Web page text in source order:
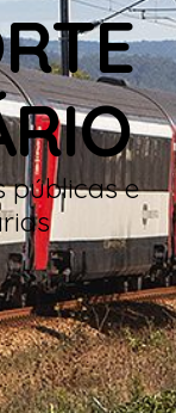
públicas e